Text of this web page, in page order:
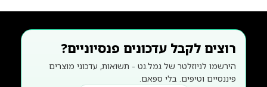
רוצים לקבל עדכונים פנסיוניים?
הירשמו לניוזלטר של גמל.נט - תשואות, עדכוני מוצרים
פיננסיים וטיפים. בלי ספאם.